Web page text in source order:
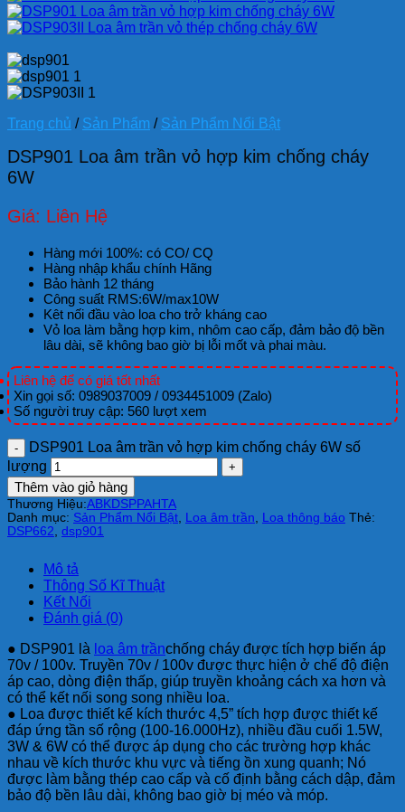
Trang chủ / Sản Phẩm / Sản Phẩm Nổi Bật
DSP901 Loa âm trần vỏ hợp kim chống cháy
6W
Giá: Liên Hệ
Hàng mới 100%: có CO/ CQ
Hàng nhập khẩu chính Hãng
Bảo hành 12 tháng
Công suất RMS:6W/max10W
Kêt nối đầu vào loa cho trở kháng cao
Vỏ loa làm bằng hợp kim, nhôm cao cấp, đảm bảo độ bền
lâu dài, sẽ không bao giờ bị lỗi mốt và phai màu.
Liên hệ để có giá tốt nhất
Xin gọi số: 0989037009 / 0934451009 (Zalo)
Số người truy cập: 560 lượt xem
DSP901 Loa âm trần vỏ hợp kim chống cháy 6W số
lượng
Thêm vào giỏ hàng
Thương Hiệu:ABKDSPPAHTA
Danh mục: Sản Phẩm Nổi Bật, Loa âm trần, Loa thông báo Thẻ:
DSP662, dsp901
Mô tả
Thông Số Kĩ Thuật
Kết Nối
Đánh giá (0)
● DSP901 là loa âm trầnchống cháy được tích hợp biến áp
70v / 100v. Truyền 70v / 100v được thực hiện ở chế độ điện
áp cao, dòng điện thấp, giúp truyền khoảng cách xa hơn và
có thể kết nối song song nhiều loa.
● Loa được thiết kế kích thước 4,5” tích hợp được thiết kế
đáp ứng tần số rộng (100-16.000Hz), nhiều đầu cuối 1.5W,
3W & 6W có thể được áp dụng cho các trường hợp khác
nhau về kích thước khu vực và tiếng ồn xung quanh; Nó
được làm bằng thép cao cấp và cố định bằng cách dập, đảm
bảo độ bền lâu dài, không bao giờ bị méo và móp.